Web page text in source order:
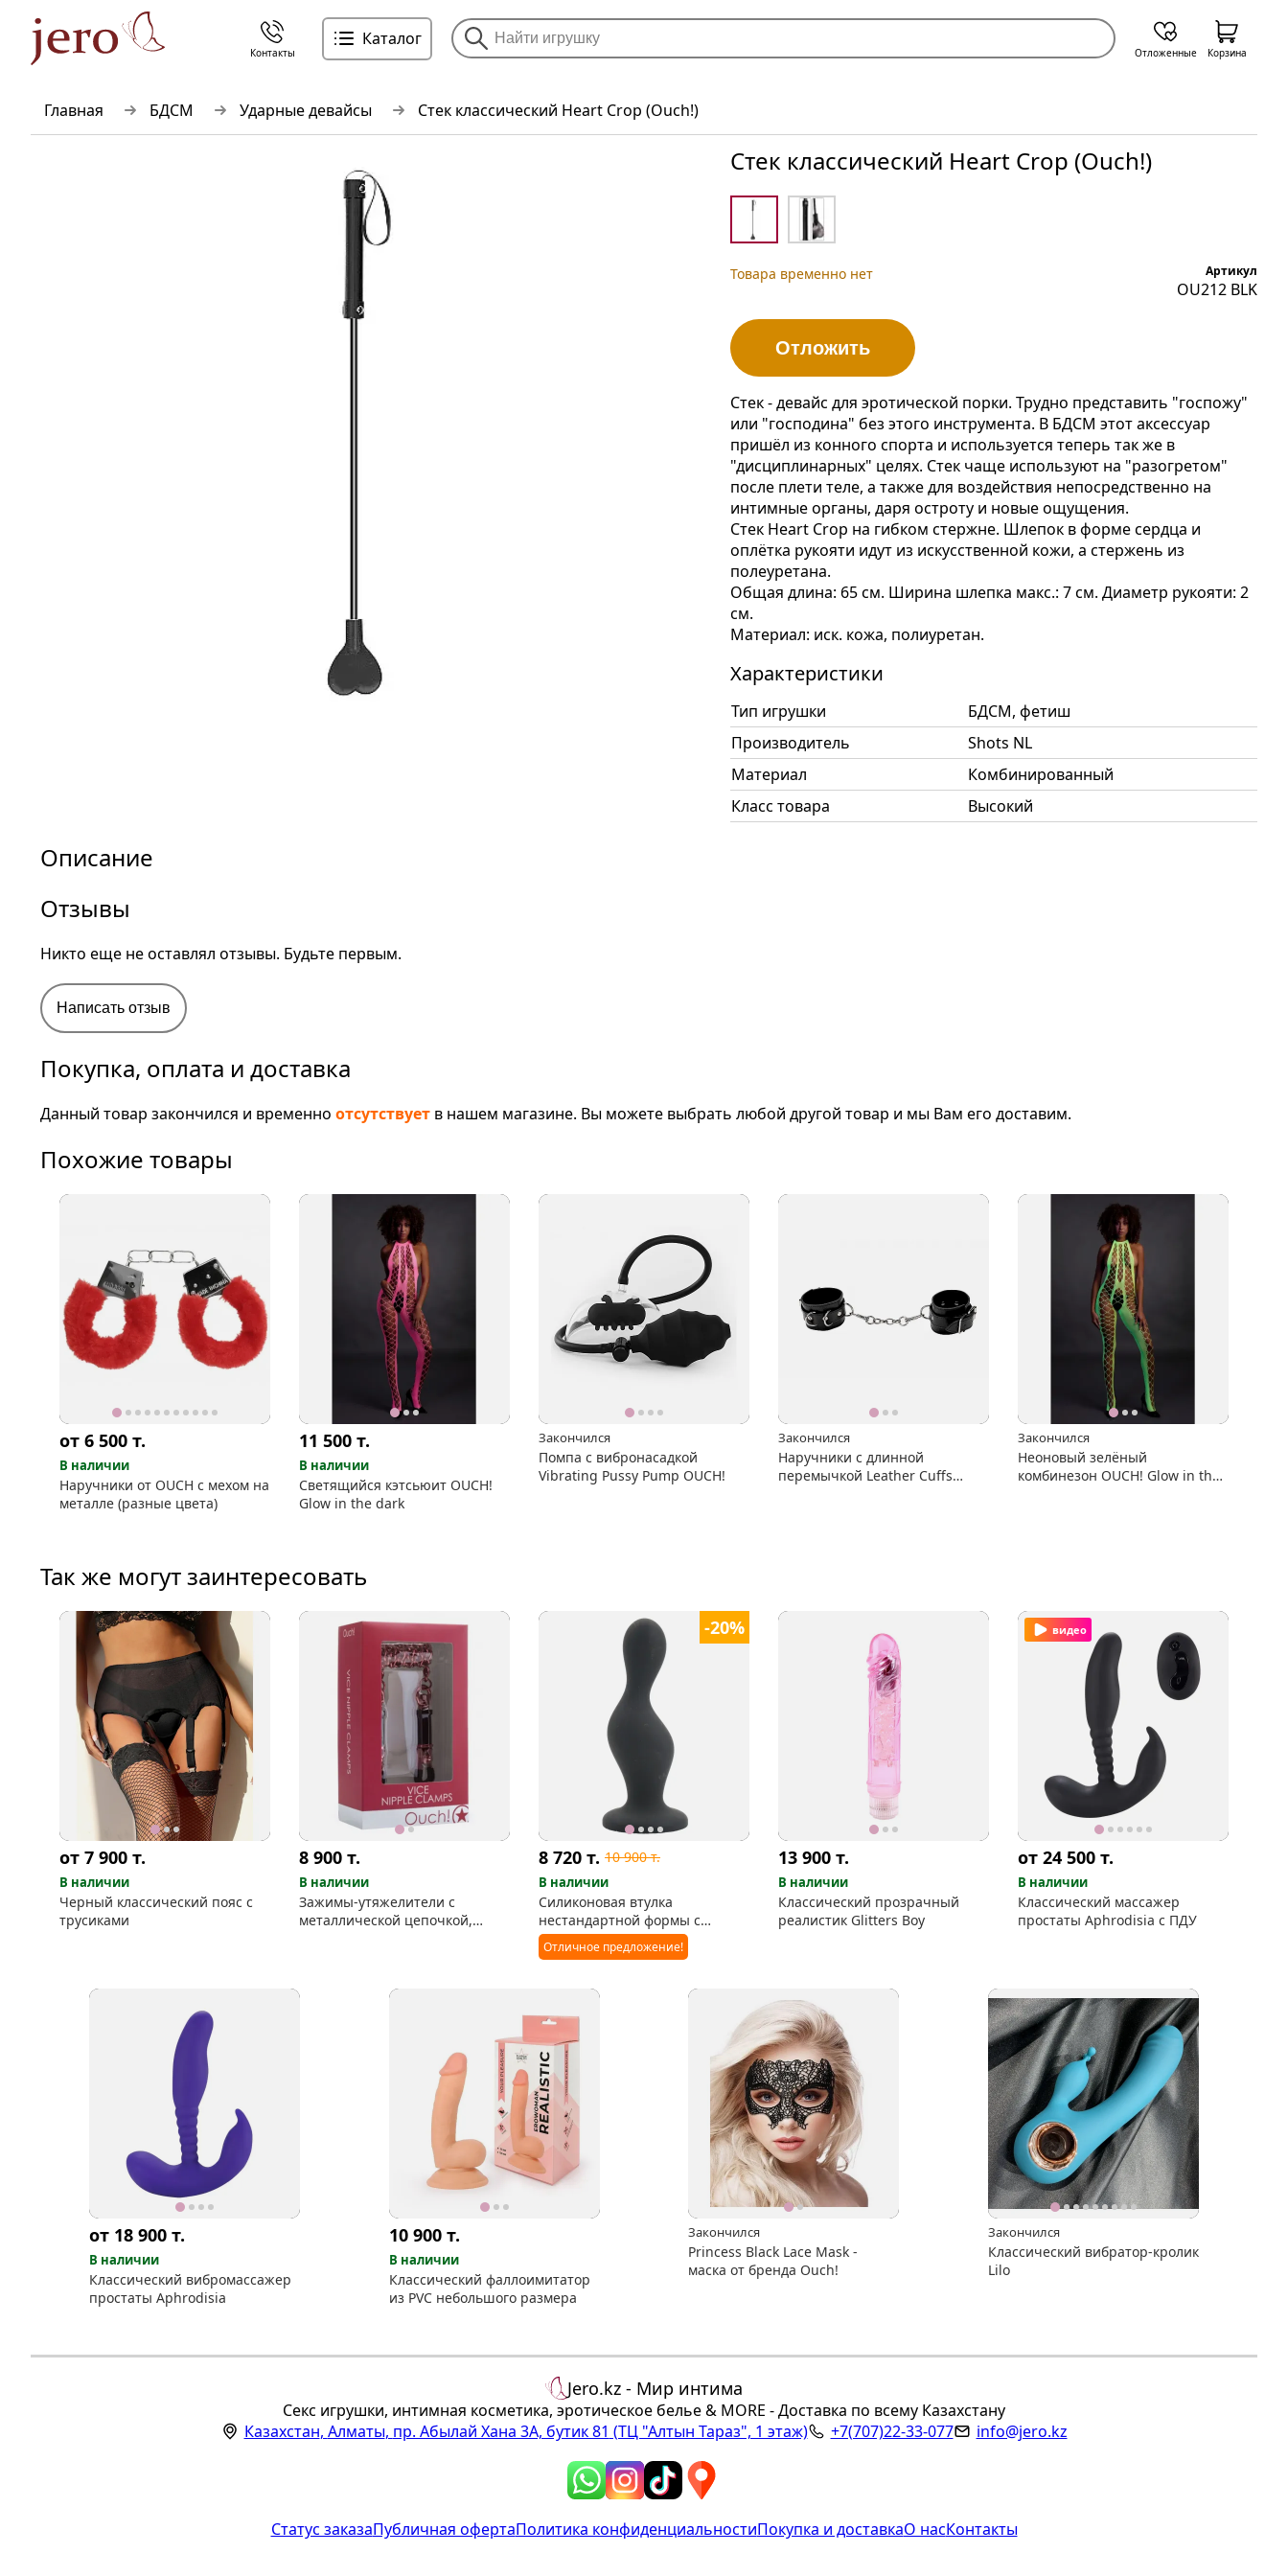
Главная БДСМ Ударные девайсы Стек классический Heart Crop (Ouch!)
Стек классический Heart Crop (Ouch!)
Товара временно нет Артикул
OU212 BLK
Отложить
Стек - девайс для эротической порки. Трудно представить "госпожу"
или "господина" без этого инструмента. В БДСМ этот аксессуар
пришёл из конного спорта и используется теперь так же в
"дисциплинарных" целях. Стек чаще используют на "разогретом"
после плети теле, а также для воздействия непосредственно на
интимные органы, даря остроту и новые ощущения.
Стек Heart Crop на гибком стержне. Шлепок в форме сердца и
оплётка рукояти идут из искусственной кожи, а стержень из
полеуретана.
Общая длина: 65 см. Ширина шлепка макс.: 7 см. Диаметр рукояти: 2
см.
Материал: иск. кожа, полиуретан.
Характеристики
Тип игрушки
БДСМ, фетиш
Производитель
Shots NL
Материал
Комбинированный
Класс товара
Высокий
Описание
Отзывы
Никто еще не оставлял отзывы. Будьте первым.
Написать отзыв
Покупка, оплата и доставка
Данный товар закончился и временно отсутствует в нашем магазине. Вы можете выбрать любой другой товар и мы Вам его доставим.
Похожие товары
от 6 500 т.
В наличии
Наручники от OUCH с мехом на
металле (разные цвета)
11 500 т.
В наличии
Светящийся кэтсьюит OUCH!
Glow in the dark
Закончился
Помпа с вибронасадкой
Vibrating Pussy Pump OUCH!
Закончился
Наручники с длинной
перемычкой Leather Cuffs
Закончился
Неоновый зелёный
комбинезон OUCH! Glow in the
Так же могут заинтересовать
от 7 900 т.
В наличии
Черный классический пояс с
трусиками
8 900 т.
В наличии
Зажимы-утяжелители с
металлической цепочкой,
-20%
8 720 т. 10 900т.
В наличии
Силиконовая втулка
нестандартной формы с
присоской (Ouch)
Отличное предложение!
13 900 т.
В наличии
Классический прозрачный
реалистик Glitters Boy
видео
от 24 500 т.
В наличии
Классический массажер
простаты Aphrodisia c ПДУ
от 18 900т.
В наличии
Классический вибромассажер
простаты Aphrodisia
10 900 т.
В наличии
Классический фаллоимитатор
из PVC небольшого размера
Закончился
Princess Black Lace Mask -
маска от бренда Ouch!
Закончился
Классический вибратор-кролик
Lilo
Контакты
Каталог
Отложенные Корзина
Jero.kz - Мир интима
Секс игрушки, интимная косметика, эротическое белье & MORE - Доставка по всему Казахстану
Казахстан, Алматы, пр. Абылай Хана 3А, бутик 81 (ТЦ "Алтын Тараз", 1 этаж) +7(707)22-33-077 info@jero.kz
Статус заказаПубличная офертаПолитика конфиденциальностиПокупка и доставкаО насКонтакты